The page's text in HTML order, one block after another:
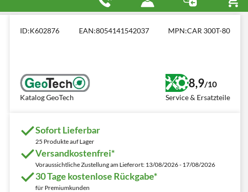
ID:K602876 EAN:8054141542037 MPN:CAR 300T-80
Katalog GeoTech
8,9/10
Service & Ersatzteile
Sofort Lieferbar
25 Produkte auf Lager
Versandkostenfrei*
Voraussichtliche Zustellung am Lieferort: 13/08/2026 - 17/08/2026
30 Tage kostenlose Rückgabe*
für Premiumkunden